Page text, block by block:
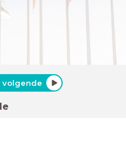
volgende